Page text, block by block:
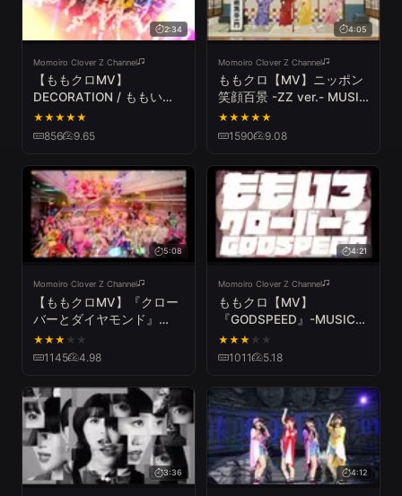
2:34
Momoiro Clover Z Channel
【ももクロMV】
DECORATION / ももいろ
クローバーZ（MOMOIRO
CLOVER Z／THE
★★★★★
856 9.65
4:05
Momoiro Clover Z Channel
ももクロ【MV】ニッポン
笑顔百景 -ZZ ver.- MUSIC
VIDEO / MOMOIRO
CLOVER Z - Nippon Egao
★★★★★
1590 9.08
5:08
Momoiro Clover Z Channel
【ももクロMV】『クロー
バーとダイヤモンド』
Music Video
★★★ ★ ★
1145 4.98
4:21
Momoiro Clover Z Channel
ももクロ【MV】
『GODSPEED』-MUSIC
VIDEO-
★★★ ★ ★
1011 5.18
3:36 4:12